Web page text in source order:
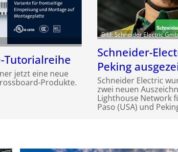
Tutorialreihe
jetzt eine neue
Produkte.
Bild: Schneider Electric
Schneider-
Peking
Schneider Electric
zwei neuen
Lighthouse Network
Paso (USA) und